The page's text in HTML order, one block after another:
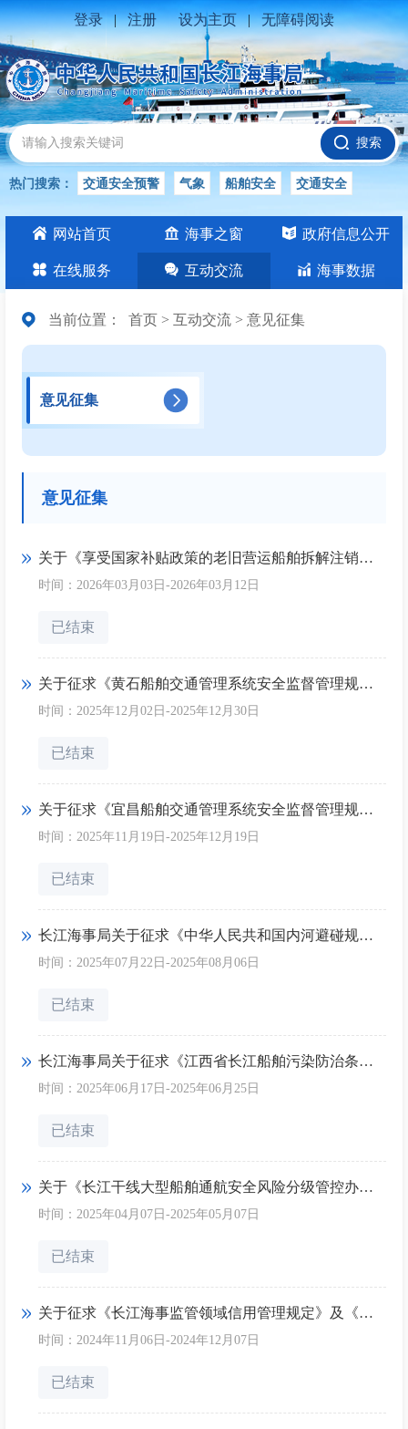
登录 | 注册 设为主页 | 无障碍阅读
搜索
热门搜索： 交通安全预警 气象 船舶安全 交通安全
水位公告 安全 交通 交通安全知识 交通安全生产
网站首页 海事之窗 政府信息公开
在线服务 互动交流 海事数据
当前位置： 首页 > 互动交流 > 意见征集
意见征集
意见征集
关于《享受国家补贴政策的老旧营运船舶拆解注销登记办理指南（征求意见稿）》公开征求意见的通知
时间：2026年03月03日-2026年03月12日
已结束
关于征求《黄石船舶交通管理系统安全监督管理规定》等文件有关意见和建议的通知
时间：2025年12月02日-2025年12月30日
已结束
关于征求《宜昌船舶交通管理系统安全监督管理规定》等文件有关意见和建议的通知
时间：2025年11月19日-2025年12月19日
已结束
长江海事局关于征求《中华人民共和国内河避碰规则》（修订建议稿）意见的公告
时间：2025年07月22日-2025年08月06日
已结束
长江海事局关于征求《江西省长江船舶污染防治条例（意见征求稿）》意见的公告
时间：2025年06月17日-2025年06月25日
已结束
关于《长江干线大型船舶通航安全风险分级管控办法（征求意见稿）》公开征求意见的通知
时间：2025年04月07日-2025年05月07日
已结束
关于征求《长江海事监管领域信用管理规定》及《长江海事监管领域失信行为清单》意见的通知
时间：2024年11月06日-2024年12月07日
已结束